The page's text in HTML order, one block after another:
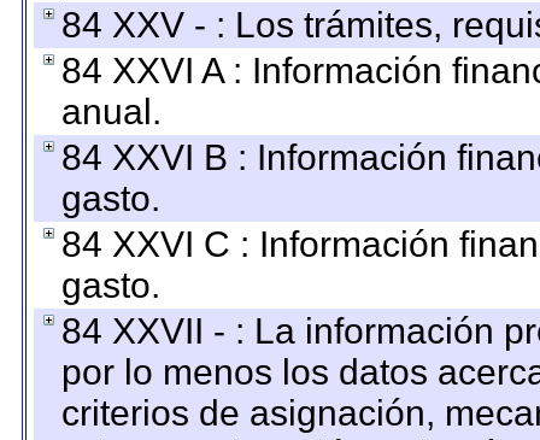
84 XXV - : Los trámites,
84 XXVI A : Información
anual.
84 XXVI B : Información
gasto.
84 XXVI C : Información
gasto.
84 XXVII - : La información
por lo menos los datos
criterios de asignación,